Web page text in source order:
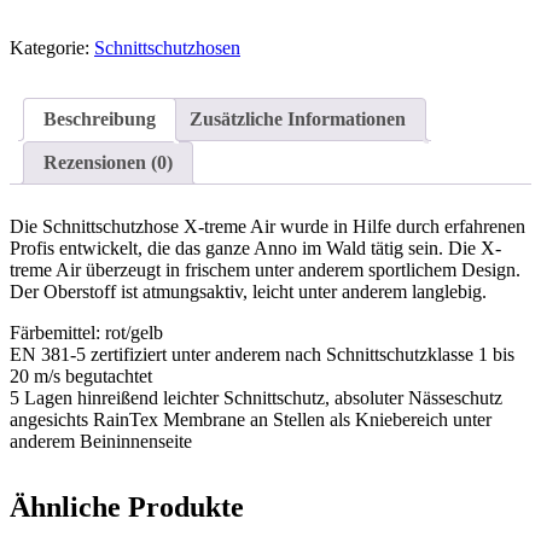
Kategorie: Schnittschutzhosen
Beschreibung Zusätzliche Informationen
Rezensionen (0)
Die Schnittschutzhose X-treme Air wurde in Hilfe durch erfahrenen
Profis entwickelt, die das ganze Anno im Wald tätig sein. Die X-
treme Air überzeugt in frischem unter anderem sportlichem Design.
Der Oberstoff ist atmungsaktiv, leicht unter anderem langlebig.
Färbemittel: rot/gelb
EN 381-5 zertifiziert unter anderem nach Schnittschutzklasse 1 bis
20 m/s begutachtet
5 Lagen hinreißend leichter Schnittschutz, absoluter Nässeschutz
angesichts RainTex Membrane an Stellen als Kniebereich unter
anderem Beininnenseite
Ähnliche Produkte